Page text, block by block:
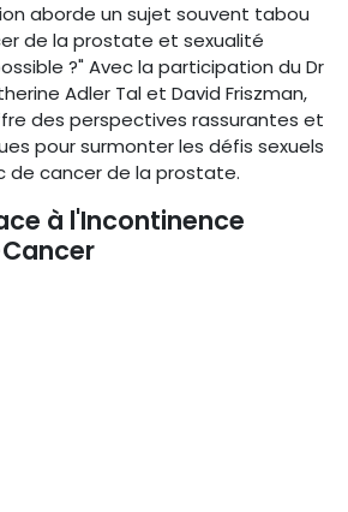
aborde un sujet souvent tabou
de la prostate et sexualité
?" Avec la participation du Dr
Adler Tal et David Friszman,
des perspectives rassurantes et
pour surmonter les défis sexuels
de cancer de la prostate.
à l'Incontinence